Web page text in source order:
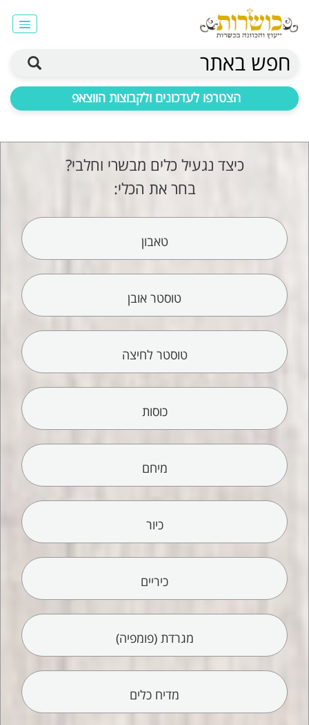
חפש באתר
הצטרפו לעדכונים ולקבוצות הווצאפ
כיצד נגעיל כלים מבשרי וחלבי?
בחר את הכלי:
טאבון
טוסטר אובן
טוסטר לחיצה
כוסות
מיחם
כיור
כיריים
מגרדת (פומפיה)
מדיח כלים